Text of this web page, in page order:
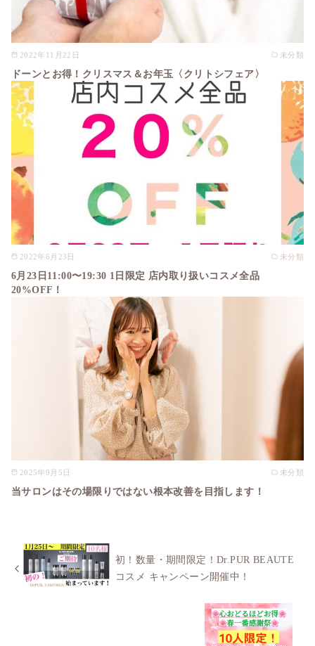
2022年11月22日 未分類
ドーンとお得！クリスマス＆お年玉〈クリトシフェア〉
2022年6月23日 未分類
6月23日11:00〜19:30 1日限定 店内取り扱いコスメ全品
20%OFF！
2025年9月5日 未分類
当サロンはその場限りではない根本改善を目指します！
初！数量・期間限定！Dr.PUR BEAUTE
コスメ キャンペーン開催中！